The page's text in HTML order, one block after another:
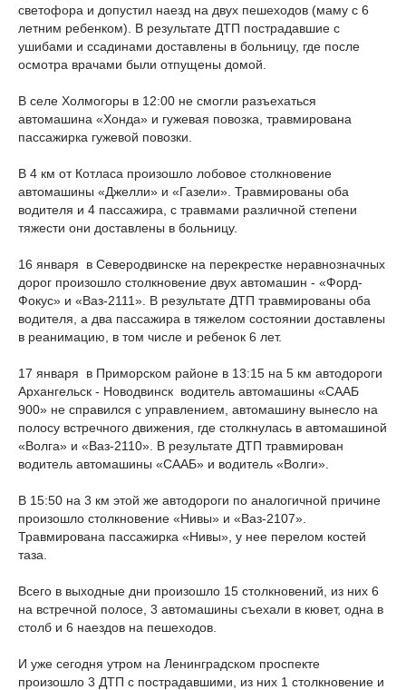
светофора и допустил наезд на двух пешеходов (маму с 6
летним ребенком). В результате ДТП пострадавшие с
ушибами и ссадинами доставлены в больницу, где после
осмотра врачами были отпущены домой.
В селе Холмогоры в 12:00 не смогли разъехаться
автомашина «Хонда» и гужевая повозка, травмирована
пассажирка гужевой повозки.
В 4 км от Котласа произошло лобовое столкновение
автомашины «Джелли» и «Газели». Травмированы оба
водителя и 4 пассажира, с травмами различной степени
тяжести они доставлены в больницу.
16 января в Северодвинске на перекрестке неравнозначных
дорог произошло столкновение двух автомашин - «Форд-
Фокус» и «Ваз-2111». В результате ДТП травмированы оба
водителя, а два пассажира в тяжелом состоянии доставлены
в реанимацию, в том числе и ребенок 6 лет.
17 января в Приморском районе в 13:15 на 5 км автодороги
Архангельск - Новодвинск водитель автомашины «СААБ
900» не справился с управлением, автомашину вынесло на
полосу встречного движения, где столкнулась в автомашиной
«Волга» и «Ваз-2110». В результате ДТП травмирован
водитель автомашины «СААБ» и водитель «Волги».
В 15:50 на 3 км этой же автодороги по аналогичной причине
произошло столкновение «Нивы» и «Ваз-2107».
Травмирована пассажирка «Нивы», у нее перелом костей
таза.
Всего в выходные дни произошло 15 столкновений, из них 6
на встречной полосе, 3 автомашины съехали в кювет, одна в
столб и 6 наездов на пешеходов.
И уже сегодня утром на Ленинградском проспекте
произошло 3 ДТП с пострадавшими, из них 1 столкновение и